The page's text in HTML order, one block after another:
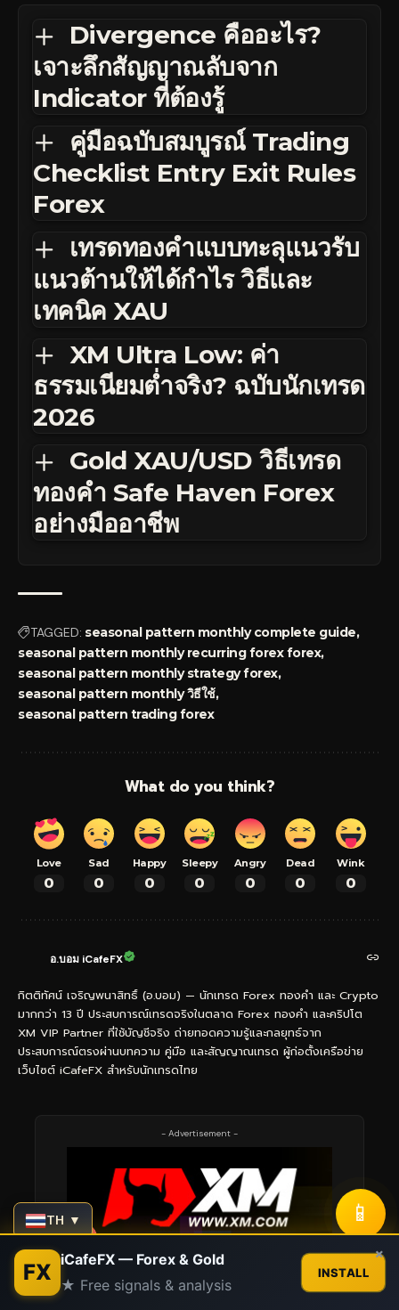
Divergence คืออะไร?
เจาะลึกสัญญาณลับจาก
Indicator ที่ต้องรู้
คู่มือฉบับสมบูรณ์ Trading
Checklist Entry Exit Rules
Forex
เทรดทองคำแบบทะลุแนวรับ
แนวต้านให้ได้กำไร วิธีและ
เทคนิค XAU
XM Ultra Low: ค่า
ธรรมเนียมต่ำจริง? ฉบับนักเทรด
2026
Gold XAU/USD วิธีเทรด
ทองคำ Safe Haven Forex
อย่างมืออาชีพ
TAGGED: seasonal pattern monthly complete guide
seasonal pattern monthly recurring forex forex
seasonal pattern monthly strategy forex
seasonal pattern monthly วิธีใช้
seasonal pattern trading forex
What do you think?
Love
0
Sad
0
Happy
0
Sleepy
0
Angry
0
Dead
0
Wink
0
อ.บอม iCafeFX
กิตติทัศน์ เจริญพนาสิทธิ์ (อ.บอม) — นักเทรด Forex ทองคำ และ Crypto
มากกว่า 13 ปี ประสบการณ์เทรดจริงในตลาด Forex ทองคำ และคริปโต
XM VIP Partner ที่ใช้บัญชีจริง ถ่ายทอดความรู้และกลยุทธ์จาก
ประสบการณ์ตรงผ่านบทความ คู่มือ และสัญญาณเทรด ผู้ก่อตั้งเครือข่าย
เว็บไซต์ iCafeFX สำหรับนักเทรดไทย
- Advertisement -
TH ▼ 📱
FX iCafeFX — Forex & Gold
★ Free signals & analysis
INSTALL
×
Contact us
Open